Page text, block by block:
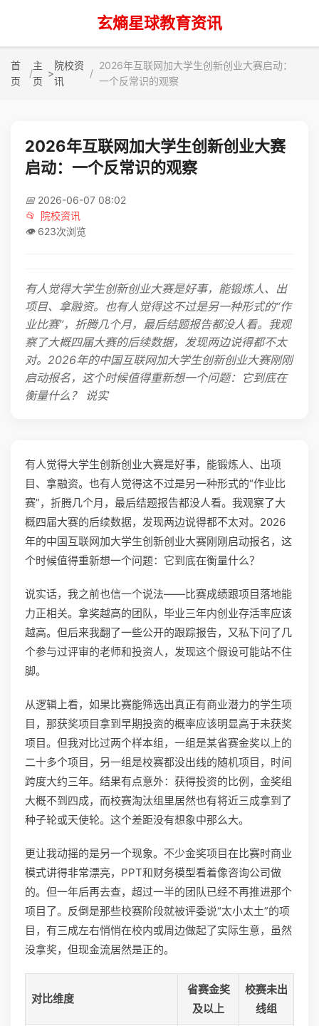
玄熵星球教育资讯
首
页
主
页
>
院校资
讯
2026年互联网加大学生创新创业大赛启动：
一个反常识的观察
2026年互联网加大学生创新创业大赛
启动：一个反常识的观察
📅 2026-06-07 08:02
📂
院校资讯
👁️ 623次浏览
有人觉得大学生创新创业大赛是好事，能锻炼人、出
项目、拿融资。也有人觉得这不过是另一种形式的“作
业比赛”，折腾几个月，最后结题报告都没人看。我观
察了大概四届大赛的后续数据，发现两边说得都不太
对。2026年的中国互联网加大学生创新创业大赛刚刚
启动报名，这个时候值得重新想一个问题：它到底在
衡量什么？ 说实
有人觉得大学生创新创业大赛是好事，能锻炼人、出项
目、拿融资。也有人觉得这不过是另一种形式的“作业比
赛”，折腾几个月，最后结题报告都没人看。我观察了大
概四届大赛的后续数据，发现两边说得都不太对。2026
年的中国互联网加大学生创新创业大赛刚刚启动报名，这
个时候值得重新想一个问题：它到底在衡量什么？
说实话，我之前也信一个说法——比赛成绩跟项目落地能
力正相关。拿奖越高的团队，毕业三年内创业存活率应该
越高。但后来我翻了一些公开的跟踪报告，又私下问了几
个参与过评审的老师和投资人，发现这个假设可能站不住
脚。
从逻辑上看，如果比赛能筛选出真正有商业潜力的学生项
目，那获奖项目拿到早期投资的概率应该明显高于未获奖
项目。但我对比过两个样本组，一组是某省赛金奖以上的
二十多个项目，另一组是校赛都没出线的随机项目，时间
跨度大约三年。结果有点意外：获得投资的比例，金奖组
大概不到四成，而校赛淘汰组里居然也有将近三成拿到了
种子轮或天使轮。这个差距没有想象中那么大。
更让我动摇的是另一个现象。不少金奖项目在比赛时商业
模式讲得非常漂亮，PPT和财务模型看着像咨询公司做
的。但一年后再去查，超过一半的团队已经不再推进那个
项目了。反倒是那些校赛阶段就被评委说“太小太土”的项
目，有三成左右悄悄在校内或周边做起了实际生意，虽然
没拿奖，但现金流居然是正的。
对比维度
省赛金奖
及以上
校赛未出
线组